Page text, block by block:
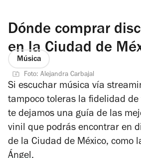
Dónde comprar
en la Ciudad de
Música
Foto: Alejandra Carbajal
Si escuchar música vía
tampoco toleras la fidelidad de
te dejamos una guía de las
vinil que podrás encontrar en
de la Ciudad de México, como